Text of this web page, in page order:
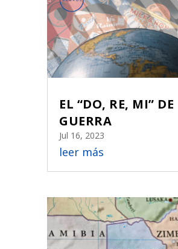
EL “DO, RE, MI” DE
GUERRA
Jul 16, 2023
leer más